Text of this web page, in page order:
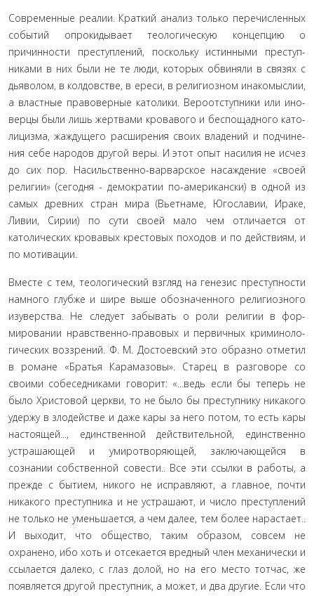
Современные реалии. Краткий анализ только перечис­ленных
событий опрокидывает теологическую концепцию о
причинности преступлений, поскольку истинными преступ­
никами в них были не те люди, которых обвиняли в связях с
дьяволом, в колдовстве, в ереси, в религиозном инакомыслии,
а властные правоверные католики. Вероотступники или ино­
верцы были лишь жертвами кровавого и беспощадного като­
лицизма, жаждущего расширения своих владений и подчине­
ния себе народов другой веры. И этот опыт насилия не исчез
до сих пор. Насильственно-варварское насаждение «своей
ре­лигии» (сегодня - демократии по-американски) в одной из
са­мых древних стран мира (Вьетнаме, Югославии, Ираке,
Ливии, Сирии) по сути своей мало чем отличается от
католических кровавых крестовых походов и по действиям, и
по мотивации.
Вместе с тем, теологический взгляд на генезис преступ­ности
намного глубже и шире выше обозначенного религиоз­ного
изуверства. Не следует забывать о роли религии в фор­
мировании нравственно-правовых и первичных криминоло­
гических воззрений. Ф. М. Достоевский это образно отметил
в романе «Братья Карамазовы». Старец в разговоре со
своими собеседниками говорит: «...ведь если бы теперь не
было Хри­стовой церкви, то не было бы преступнику никакого
удержу в злодействе и даже кары за него потом, то есть кары
насто­ящей..., единственной действительной, единственно
устра­шающей и умиротворяющей, заключающейся в
сознании собственной совести.. Все эти ссылки в работы, а
прежде с бытием, никого не исправляют, а главное, почти
никакого пре­ступника и не устрашают, и число преступлений
не только не уменьшается, а чем далее, тем более нарастает..
И выходит, что общество, таким образом, совсем не
охранено, ибо хоть и отсекается вредный член механически и
ссылается далеко, с глаз долой, но на его место тотчас, же
появляется другой пре­ступник, а может, и два другие. Если что